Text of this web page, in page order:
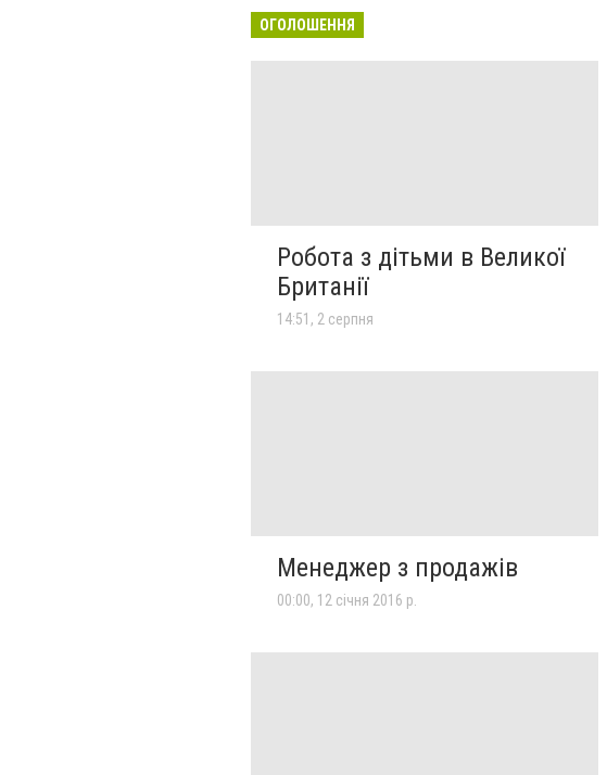
ОГОЛОШЕННЯ
Робота з дітьми в Великої
Британії
14:51, 2 серпня
Менеджер з продажів
00:00, 12 січня 2016 р.